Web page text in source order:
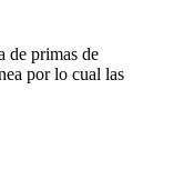
de primas de
por lo cual las